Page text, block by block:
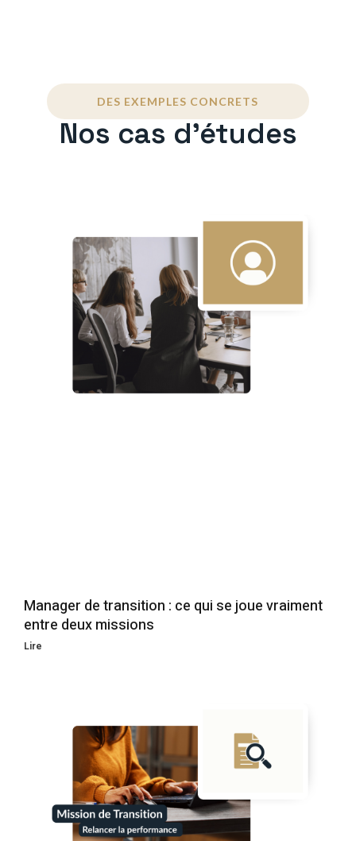
DES EXEMPLES CONCRETS
Nos cas d'études
Manager de transition : ce qui se joue vraiment
entre deux missions
Lire